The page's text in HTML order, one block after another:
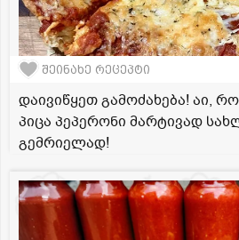
შეინახე რეცეპტი
დაივიწყეთ გამოძახება! აი,
პიცა პეპერონი მარტივად
გემრიელად!